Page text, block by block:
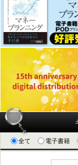
全て 電子書籍